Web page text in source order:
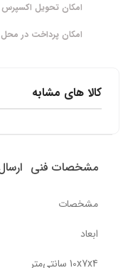
امکان تحویل اکسپرس
امکان پرداخت در محل
کالا های مشابه
مشخصات فنی
مشخصات
ابعاد
10x7x4 سانتی‌متر